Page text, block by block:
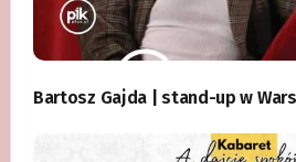
Bartosz Gajda | stand-up w